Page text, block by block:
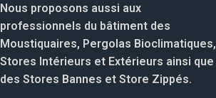
Nous proposons aussi aux
professionnels du bâtiment des
Moustiquaires, Pergolas Bioclimatiques,
Stores Intérieurs et Extérieurs ainsi que
des Stores Bannes et Store Zippés.